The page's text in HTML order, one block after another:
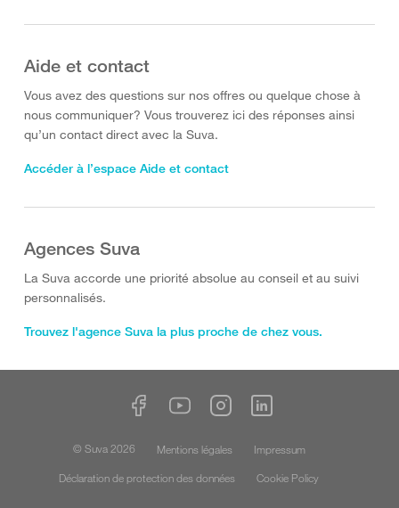
Aide et contact
Vous avez des questions sur nos offres ou quelque chose à
nous communiquer? Vous trouverez ici des réponses ainsi
qu’un contact direct avec la Suva.
Accéder à l’espace Aide et contact
Agences Suva
La Suva accorde une priorité absolue au conseil et au suivi
personnalisés.
Trouvez l'agence Suva la plus proche de chez vous.
© Suva 2026 Mentions légales
Impressum
Déclaration de protection des données
Cookie Policy